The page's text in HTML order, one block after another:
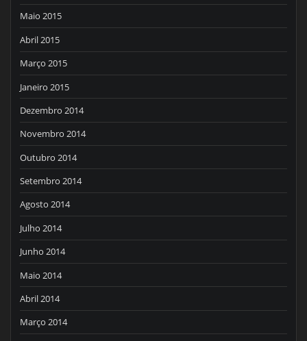
Maio 2015
Abril 2015
Março 2015
Janeiro 2015
Dezembro 2014
Novembro 2014
Outubro 2014
Setembro 2014
Agosto 2014
Julho 2014
Junho 2014
Maio 2014
Abril 2014
Março 2014